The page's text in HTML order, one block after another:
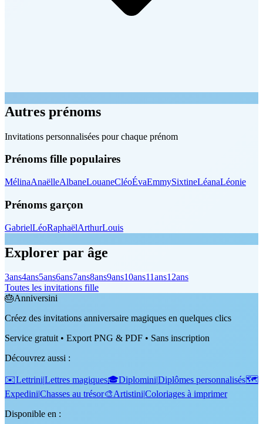
Autres prénoms
Invitations personnalisées pour chaque prénom
Prénoms fille populaires
MélinaAnaëlleAlbaneLouaneCléoÉvaEmmySixtineLéanaLéonie
Prénoms garçon
GabrielLéoRaphaëlArthurLouis
Explorer par âge
3ans4ans5ans6ans7ans8ans9ans10ans11ans12ans
Toutes les invitations fille
🎂Anniversini
Créez des invitations anniversaire magiques en quelques clics
Service gratuit • Export PNG & PDF • Sans inscription
Découvrez aussi :
✉️Lettrini|Lettres magiques🎓Diplomini|Diplômes personnalisés🗺️
Expedini|Chasses au trésor🎨Artistini|Coloriages à imprimer
Disponible en :